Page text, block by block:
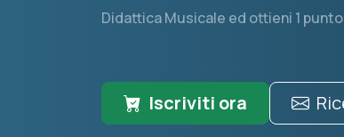
Didattica Musicale ed ottieni 1
Iscriviti ora